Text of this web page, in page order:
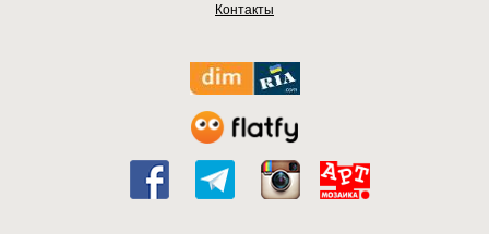
Контакты